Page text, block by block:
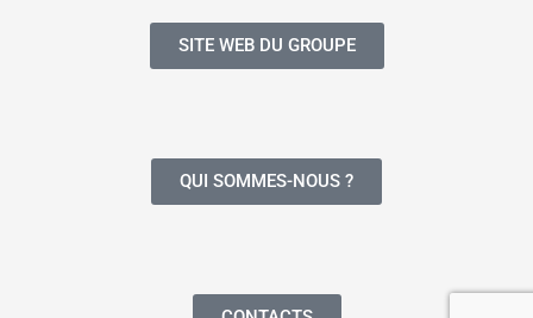
SITE WEB DU GROUPE
QUI SOMMES-NOUS ?